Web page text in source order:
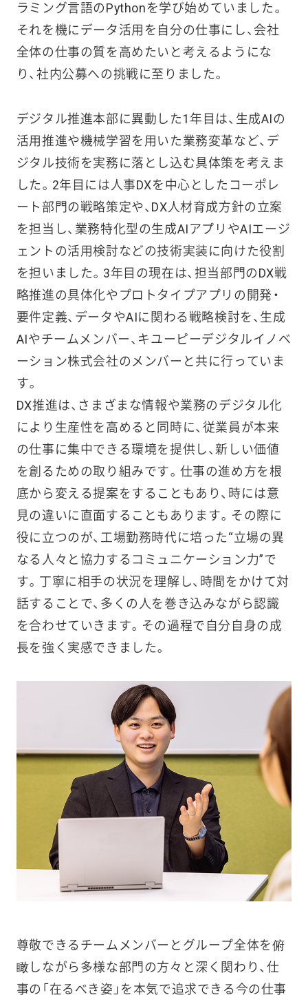
ラミング言語のPythonを学び始めていました。
それを機にデータ活用を自分の仕事にし、会社
全体の仕事の質を高めたいと考えるようにな
り、社内公募への挑戦に至りました。
デジタル推進本部に異動した1年目は、生成AIの
活用推進や機械学習を用いた業務変革など、デ
ジタル技術を実務に落とし込む具体策を考えま
した。2年目には人事DXを中心としたコーポレ
ート部門の戦略策定や、DX人材育成方針の立案
を担当し、業務特化型の生成AIアプリやAIエージ
ェントの活用検討などの技術実装に向けた役割
を担いました。3年目の現在は、担当部門のDX戦
略推進の具体化やプロトタイプアプリの開発・
要件定義、データやAIに関わる戦略検討を、生成
AIやチームメンバー、キユーピーデジタルイノベ
ーション株式会社のメンバーと共に行っていま
す。
DX推進は、さまざまな情報や業務のデジタル化
により生産性を高めると同時に、従業員が本来
の仕事に集中できる環境を提供し、新しい価値
を創るための取り組みです。仕事の進め方を根
底から変える提案をすることもあり、時には意
見の違いに直面することもあります。その際に
役に立つのが、工場勤務時代に培った“立場の異
なる人々と協力するコミュニケーション力”で
す。丁寧に相手の状況を理解し、時間をかけて対
話することで、多くの人を巻き込みながら認識
を合わせていきます。その過程で自分自身の成
長を強く実感できました。
尊敬できるチームメンバーとグループ全体を俯
瞰しながら多様な部門の方々と深く関わり、仕
事の「在るべき姿」を本気で追求できる今の仕事